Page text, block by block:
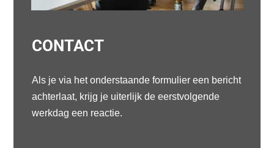
CONTACT
Als je via het onderstaande formulier een bericht
achterlaat, krijg je uiterlijk de eerstvolgende
werkdag een reactie.